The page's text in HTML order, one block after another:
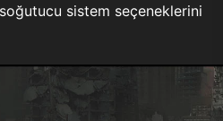
sistem seçeneklerini